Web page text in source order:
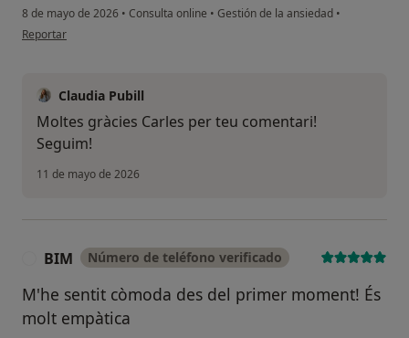
8 de mayo de 2026 • Consulta online • Gestión de la ansiedad •
en opinión del usuario Carles C
Reportar
Claudia Pubill
Moltes gràcies Carles per teu comentari!
Seguim!
11 de mayo de 2026
BIM Número de teléfono verificado
M'he sentit còmoda des del primer moment! És
molt empàtica